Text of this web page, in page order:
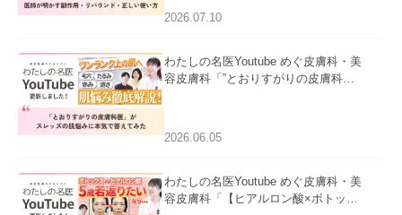
た。
2026.07.10
わたしの名医Youtube めぐ皮膚科・美
容皮膚科「”とおりすがりの皮膚科
2026.06.05
わたしの名医Youtube めぐ皮膚科・美
容皮膚科「【ヒアルロン酸×ボトック